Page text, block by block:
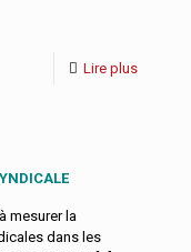
Lire plus
mesurer la
dans les